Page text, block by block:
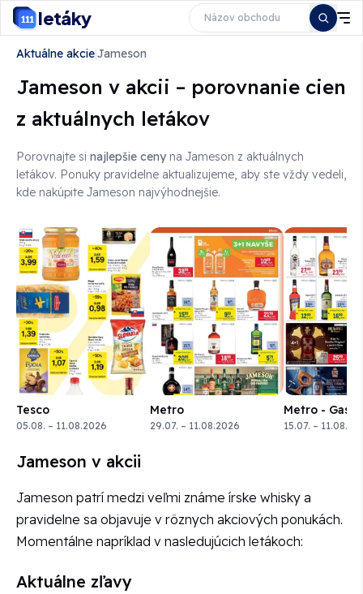
letáky
Aktuálne akcie|Jameson
Jameson v akcii – porovnanie cien
z aktuálnych letákov
Porovnajte si najlepšie ceny na Jameson z aktuálnych
letákov. Ponuky pravidelne aktualizujeme, aby ste vždy vedeli,
kde nakúpite Jameson najvýhodnejšie.
Tesco
05.08. – 11.08.2026
Metro
29.07. – 11.08.2026
Metro -
15.07. –
Jameson v akcii
Jameson patrí medzi veľmi známe írske whisky a
pravidelne sa objavuje v rôznych akciových ponukách.
Momentálne napríklad v nasledujúcich letákoch:
Aktuálne zľavy